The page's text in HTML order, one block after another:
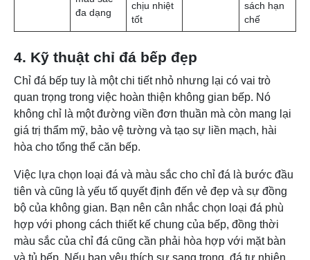
hoa văn
tự nhiên.
dưỡng
định kỳ.
Đá Marble
(Đá cẩm
– Vẻ đẹp
trọng, tự
nhiên với
vân đá
tinh tế.-
Màu sắc
nhẹ
nhàng,
tạo cảm
giác thanh
lịch.
– Dễ trầy
thấm
nước và
bám bẩn.-
Cần bảo
thường
xuyên
hơn các
loại đá
khác.
Trung
4. Kỹ thuật chỉ đá bếp đẹp
Chỉ đá bếp tuy là một chi tiết nhỏ nhưng lại có vai trò
quan trọng trong việc hoàn thiện không gian bếp. Nó
không chỉ là một đường viền đơn thuần mà còn mang lại
giá trị thẩm mỹ, bảo vệ tường và tạo sự liền mạch, hài
hòa cho tổng thể căn bếp.
Việc lựa chọn loại đá và màu sắc cho chỉ đá là bước đầu
tiên và cũng là yếu tố quyết định đến vẻ đẹp và sự đồng
bộ của không gian. Bạn nên cân nhắc chọn loại đá phù
hợp với phong cách thiết kế chung của bếp, đồng thời
màu sắc của chỉ đá cũng cần phải hòa hợp với mặt bàn
và tủ bếp. Nếu bạn yêu thích sự sang trọng, đá tự nhiên